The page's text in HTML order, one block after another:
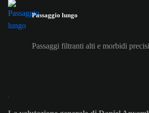
Passaggio lungo
Passaggi filtranti alti e morbidi